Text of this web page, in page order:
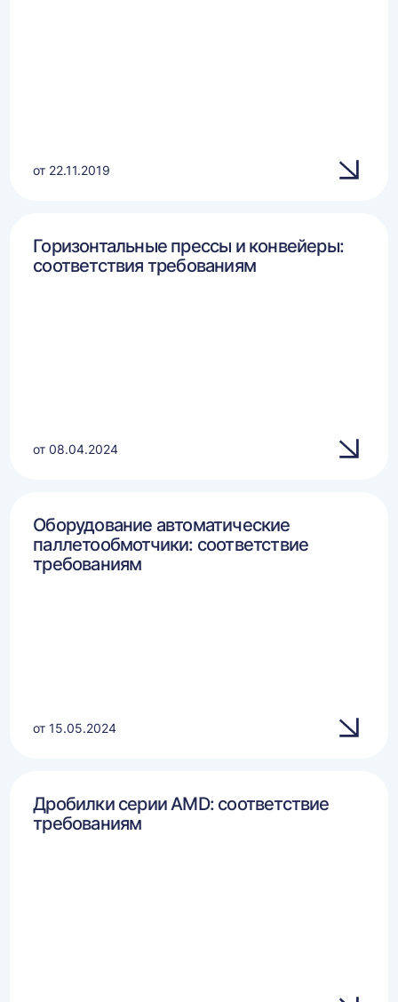
от 22.11.2019
Горизонтальные прессы и конвейеры:
соответствия требованиям
от 08.04.2024
Оборудование автоматические
паллетообмотчики: соответствие
требованиям
от 15.05.2024
Дробилки серии AMD: соответствие
требованиям